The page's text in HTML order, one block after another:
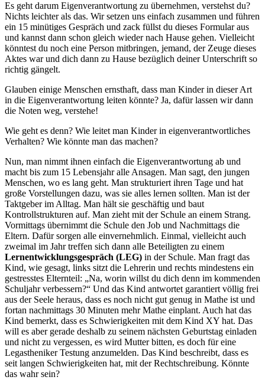
Es geht darum Eigenverantwortung zu übernehmen, verstehst du?
Nichts leichter als das. Wir setzen uns einfach zusammen und führen
ein 15 minütiges Gespräch und zack füllst du dieses Formular aus
und kannst dann schon gleich wieder nach Hause gehen. Vielleicht
könntest du noch eine Person mitbringen, jemand, der Zeuge dieses
Aktes war und dich dann zu Hause bezüglich deiner Unterschrift so
richtig gängelt.
Glauben einige Menschen ernsthaft, dass man Kinder in dieser Art
in die Eigenverantwortung leiten könnte? Ja, dafür lassen wir dann
die Noten weg, verstehe!
Wie geht es denn? Wie leitet man Kinder in eigenverantwortliches
Verhalten? Wie könnte man das machen?
Nun, man nimmt ihnen einfach die Eigenverantwortung ab und
macht bis zum 15 Lebensjahr alle Ansagen. Man sagt, den jungen
Menschen, wo es lang geht. Man strukturiert ihren Tage und hat
große Vorstellungen dazu, was sie alles lernen sollten. Man ist der
Taktgeber im Alltag. Man hält sie geschäftig und baut
Kontrollstrukturen auf. Man zieht mit der Schule an einem Strang.
Vormittags übernimmt die Schule den Job und Nachmittags die
Eltern. Dafür sorgen alle einvernehmlich. Einmal, vielleicht auch
zweimal im Jahr treffen sich dann alle Beteiligten zu einem
Lernentwicklungsgespräch (LEG) in der Schule. Man fragt das
Kind, wie gesagt, links sitzt die Lehrerin und rechts mindestens ein
gestresstes Elternteil: „Na, worin willst du dich denn im kommenden
Schuljahr verbessern?“ Und das Kind antwortet garantiert völlig frei
aus der Seele heraus, dass es noch nicht gut genug in Mathe ist und
fortan nachmittags 30 Minuten mehr Mathe einplant. Auch hat das
Kind bemerkt, dass es Schwierigkeiten mit dem Kind XY hat. Das
will es aber gerade deshalb zu seinem nächsten Geburtstag einladen
und nicht zu vergessen, es wird Mutter bitten, es doch für eine
Legastheniker Testung anzumelden. Das Kind beschreibt, dass es
seit langen Schwierigkeiten hat, mit der Rechtschreibung. Könnte
das wahr sein?